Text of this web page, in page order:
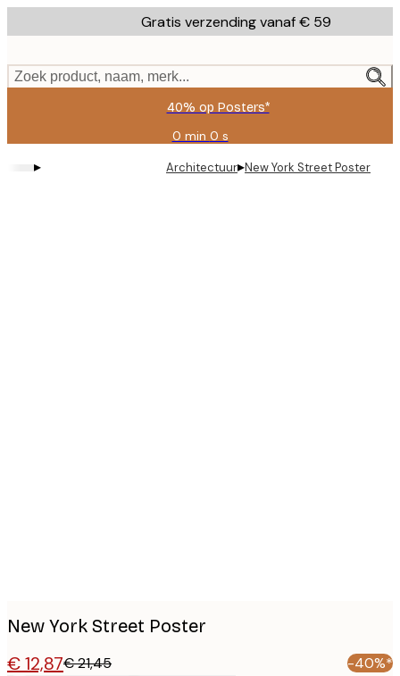
to
content.
Gratis verzending vanaf € 59
Zoek product, naam, merk...
40% op Posters*
0 min 0 s
Geldig
2026-
▸ Architectuur▸New York Street Poster
New York Street Poster
€ 12,87€ 21,45 -40%*